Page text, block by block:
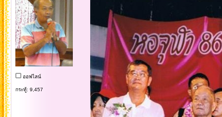
ออฟไลน์
กระทู้: 9,457